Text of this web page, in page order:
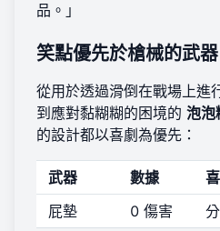
品。」
笑點優先於槍械的武器
從用於透過滑倒在戰場上進
到應對黏糊糊的困境的 泡泡
的設計都以喜劇為優先：
武器 數據
屁墊
0 傷害